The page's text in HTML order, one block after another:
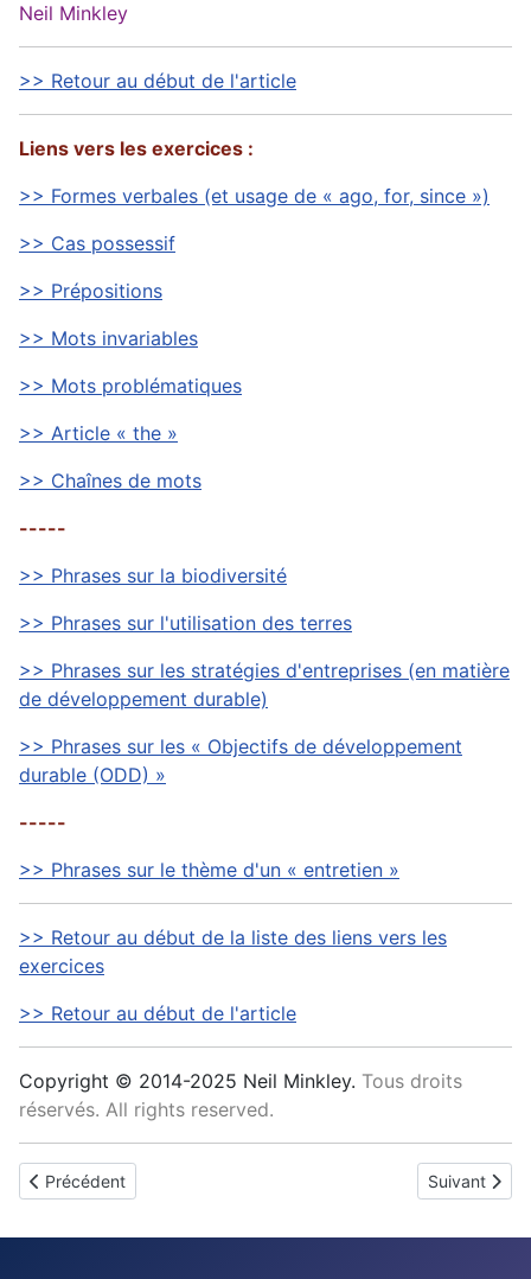
Neil Minkley
>> Retour au début de l'article
Liens vers les exercices :
>> Formes verbales (et usage de « ago, for, since »)
>> Cas possessif
>> Prépositions
>> Mots invariables
>> Mots problématiques
>> Article « the »
>> Chaînes de mots
-----
>> Phrases sur la biodiversité
>> Phrases sur l'utilisation des terres
>> Phrases sur les stratégies d'entreprises (en matière
de développement durable)
>> Phrases sur les « Objectifs de développement
durable (ODD) »
-----
>> Phrases sur le thème d'un « entretien »
>> Retour au début de la liste des liens vers les
exercices
>> Retour au début de l'article
Copyright © 2014-2025 Neil Minkley. Tous droits
réservés. All rights reserved.
Article précédent : Aide
Précédent Article
Suivant